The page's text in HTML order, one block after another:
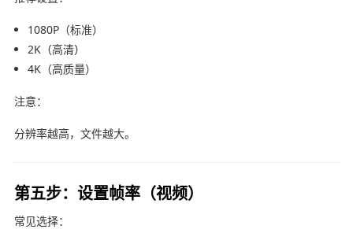
1080P（标准）
2K（高清）
4K（高质量）
注意：
分辨率越高，文件越大。
第五步：设置帧率（视频）
常见选择：